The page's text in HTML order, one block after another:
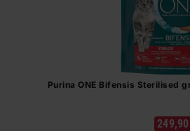
Purina ONE Bifensis Sterilised